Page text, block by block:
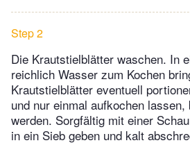
Step 2
Die Krautstielblätter waschen. In
reichlich Wasser zum Kochen
Krautstielblätter eventuell
und nur einmal aufkochen
werden. Sorgfältig mit einer
in ein Sieb geben und kalt